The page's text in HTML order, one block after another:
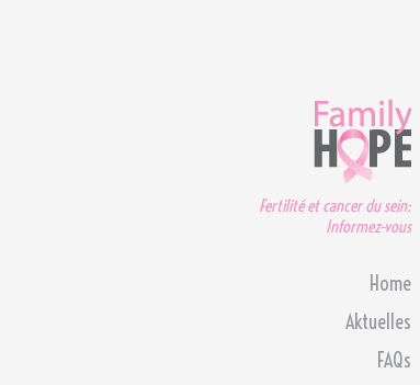
Fertilité et cancer du sein:
Informez-vous
Home
Aktuelles
FAQs